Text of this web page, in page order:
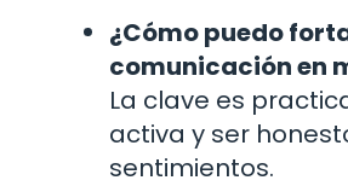
¿Cómo puedo
comunicación en
La clave es
activa y ser
sentimientos.